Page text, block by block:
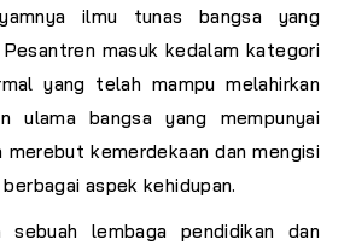
ilmu tunas bangsa yang
masuk kedalam kategori
yang telah mampu melahirkan
ulama bangsa yang mempunyai
merebut kemerdekaan dan mengisi
aspek kehidupan.
sebuah lembaga pendidikan dan